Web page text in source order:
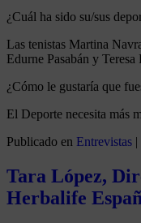
¿Cuál ha sido su/sus
Las tenistas Martina
Edurne Pasabán y Teresa
¿Cómo le gustaría que
El Deporte necesita más
Publicado en Entrevistas |
Tara López,
Herbalife